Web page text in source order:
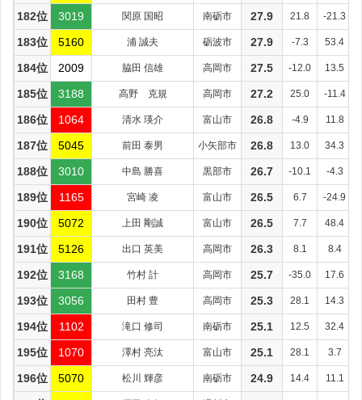
182位 3019 関原 国昭 南砺市 27.9 21.8 -21.3
183位 5160 浦 誠夫 砺波市 27.9 -7.3 53.4
184位 2009 脇田 信雄 高岡市 27.5 -12.0 13.5
185位 3188 高野 克規 高岡市 27.2 25.0 -11.4
186位 1064 清水 瑛介 富山市 26.8 -4.9 11.8
187位 5045 前田 泰男 小矢部市 26.8 13.0 34.3
188位 3010 中島 勝喜 黒部市 26.7 -10.1 -4.3
189位 1165 宮崎 凌 富山市 26.5 6.7 -24.9
190位 5072 上田 剛誠 富山市 26.5 7.7 48.4
191位 5126 出口 英美 高岡市 26.3 8.1 8.4
192位 3168 竹村 計 高岡市 25.7 -35.0 17.6
193位 3056 田村 豊 高岡市 25.3 28.1 14.3
194位 1102 滝口 修司 南砺市 25.1 12.5 32.4
195位 1070 澤村 亮汰 富山市 25.1 28.1 3.7
196位 5070 松川 輝彦 南砺市 24.9 14.4 11.1